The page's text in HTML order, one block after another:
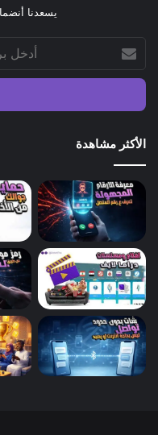
يسعدنا
أدخل
بريدك
الإلكتروني
الأكثر مشاهدة